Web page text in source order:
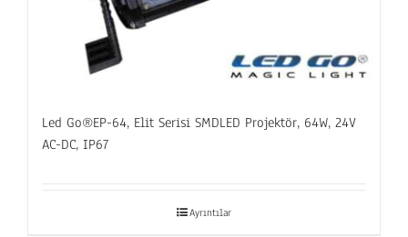
Led Go®EP-64, Elit Serisi SMDLED Projektör, 64W, 24V
AC-DC, IP67
Ayrıntılar